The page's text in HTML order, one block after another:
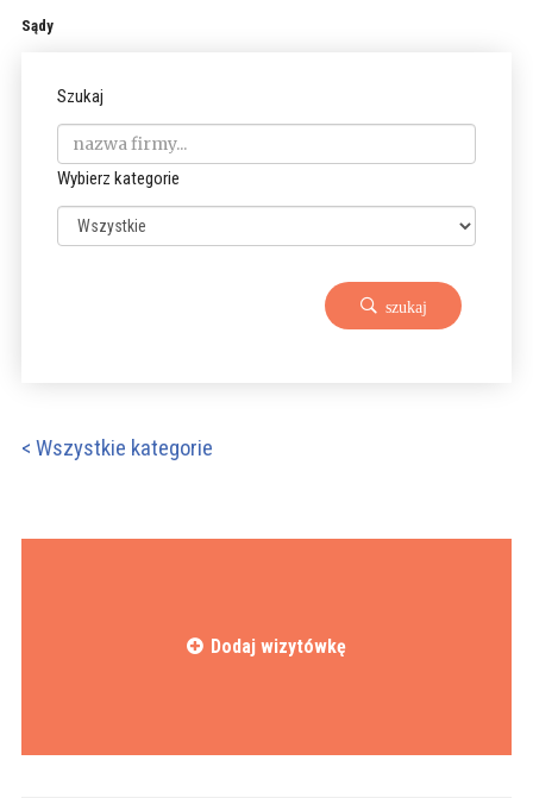
Sądy
Szukaj
Wybierz kategorie
szukaj
< Wszystkie kategorie
Dodaj wizytówkę